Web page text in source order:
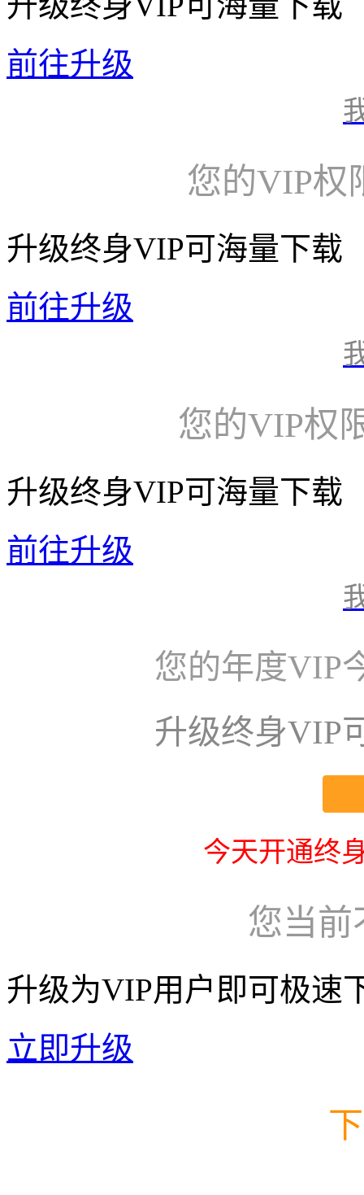
前往升级
您的VIP权
升级终身VIP可海量下载
前往升级
您的VIP权
升级终身VIP可海量下载
前往升级
您的年度VIP
升级终身VIP
今天开通终
您当前
升级为VIP用户即可极速
立即升级